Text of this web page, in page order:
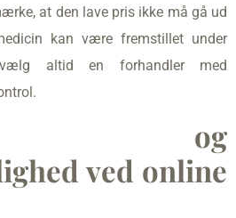
at den lave pris ikke må gå ud
kan være fremstillet under
altid en forhandler med
og
ved online